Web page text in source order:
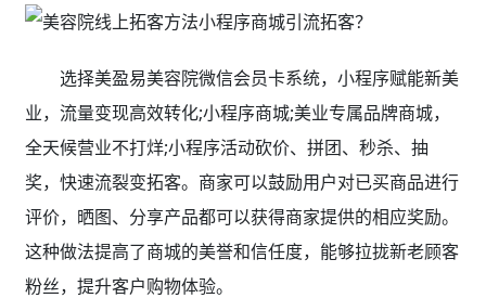
选择美盈易美容院微信会员卡系统，小程序赋能新美
业，流量变现高效转化;小程序商城;美业专属品牌商城，
全天候营业不打烊;小程序活动砍价、拼团、秒杀、抽
奖，快速流裂变拓客。商家可以鼓励用户对已买商品进行
评价，晒图、分享产品都可以获得商家提供的相应奖励。
这种做法提高了商城的美誉和信任度，能够拉拢新老顾客
粉丝，提升客户购物体验。